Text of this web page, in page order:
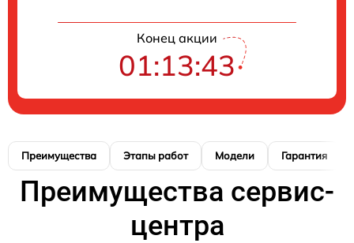
Конец акции
01:13:42
Преимущества Этапы работ Модели Гарантия
Преимущества сервис-
центра